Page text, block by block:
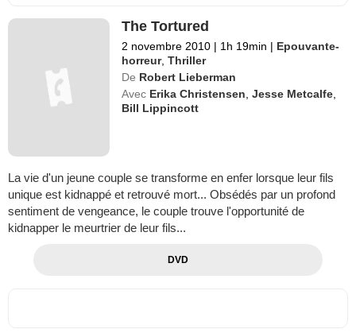
The Tortured
2 novembre 2010 | 1h 19min | Epouvante-
horreur,Thriller
De Robert Lieberman
Avec Erika Christensen ,Jesse Metcalfe
Bill Lippincott
La vie d'un jeune couple se transforme en enfer lorsque leur fils
unique est kidnappé et retrouvé mort... Obsédés par un profond
sentiment de vengeance, le couple trouve l'opportunité de
kidnapper le meurtrier de leur fils...
DVD